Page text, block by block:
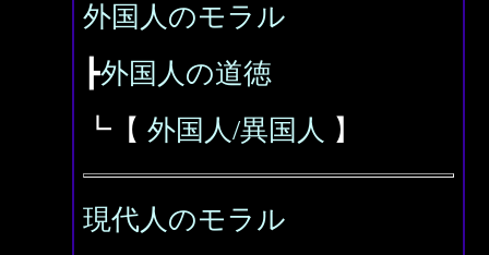
外国人のモラル
┣外国人の道徳
┗【 外国人/異国人 】
現代人のモラル